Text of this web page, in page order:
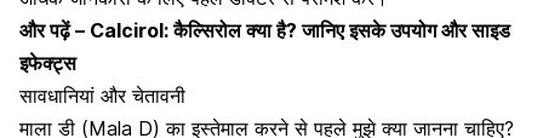
और पढ़ें – Calcirol: कैल्सिरोल क्या है? जानिए इसके उपयोग और साइड
इफेक्ट्स
सावधानियां और चेतावनी
माला डी (Mala D) का इस्तेमाल करने से पहले मुझे क्या जानना चाहिए?